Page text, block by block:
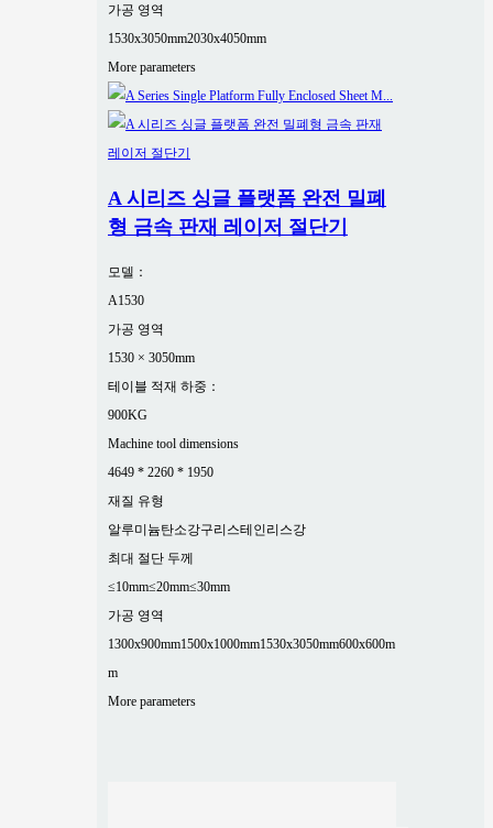
가공 영역
1530x3050mm2030x4050mm
More parameters
A 시리즈 싱글 플랫폼 완전 밀폐
형 금속 판재 레이저 절단기
모델：
A1530
가공 영역
1530 × 3050mm
테이블 적재 하중：
900KG
Machine tool dimensions
4649 * 2260 * 1950
재질 유형
알루미늄탄소강구리스테인리스강
최대 절단 두께
≤10mm≤20mm≤30mm
가공 영역
1300x900mm1500x1000mm1530x3050mm600x600m
m
More parameters